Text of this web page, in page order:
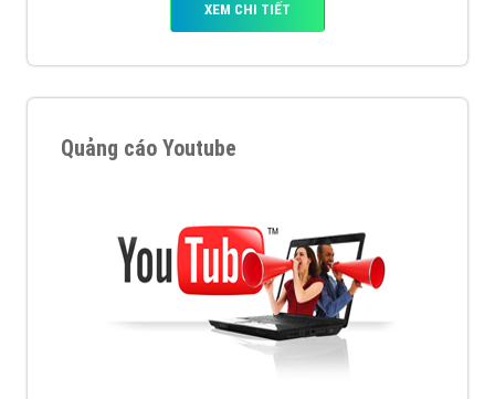
XEM CHI TIẾT
Quảng cáo Youtube